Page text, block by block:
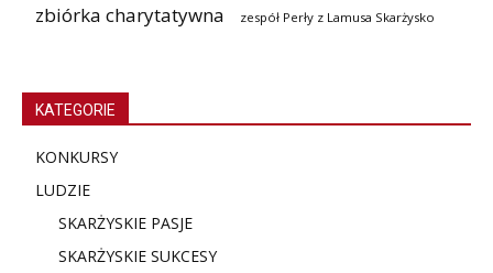
zbiórka charytatywna zespół Perły z Lamusa Skarżysko
KATEGORIE
KONKURSY
LUDZIE
SKARŻYSKIE PASJE
SKARŻYSKIE SUKCESY